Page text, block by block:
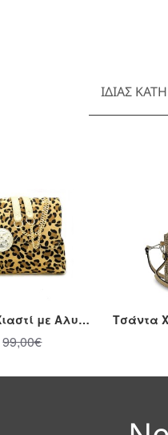
ΊΔΙΑΣ
Τσάντα Ώμου / Χιαστί με Αλυσίδα Dolce 238002-3 Λεοπάρ
99,00€